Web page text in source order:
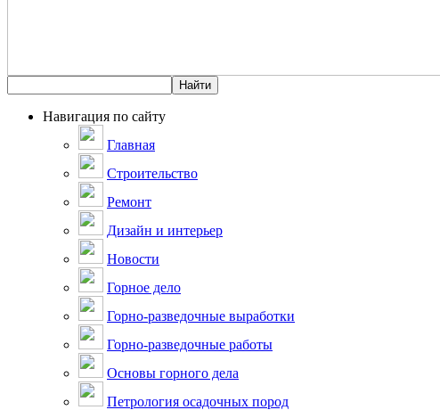
Навигация по сайту
Главная
Строительство
Ремонт
Дизайн и интерьер
Новости
Горное дело
Горно-разведочные выработки
Горно-разведочные работы
Основы горного дела
Петрология осадочных пород